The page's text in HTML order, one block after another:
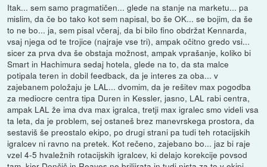
Itak... sem samo pragmatičen... glede na stanje na marketu... pa
mislim, da če bo tako kot sem napisal, bo še OK... se bojim, da še
to ne bo... ja, sem pisal včeraj, da bi bilo fino obdržat Kennarda,
vsaj njega od te trojice (najraje vse tri), ampak očitno gredo vsi...
sicer za prva dva še obstaja možnost, ampak vprašanje, koliko bi
Smart in Hachimura sedaj hotela, glede na to, da sta malce
potipala teren in dobil feedback, da je interes za oba... v
zajebanem položaju je LAL... dvomim, da je rešitev max pogodba
za mediocre centra tipa Duren in Kessler, jasno, LAL rabi centra,
ampak LAL že ima dva max igralca, tretji max igralec smo videli vsa
ta leta, da je problem, sej ostaneš brez manevrskega prostora, da
sestaviš še preostalo ekipo, po drugi strani pa tudi teh rotacijskih
igralcev ni ravno na pretek. Kot rečeno, zajebano bo... jaz bi raje
vzel 4-5 hvaležnih rotacijskih igralcev, ki delajo korekcije povsod